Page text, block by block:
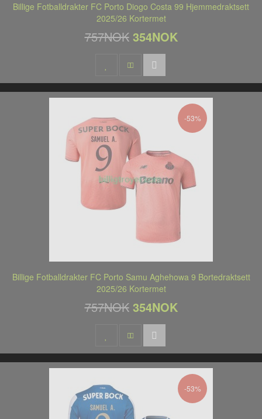
Billige Fotballdrakter FC Porto Diogo Costa 99 Hjemmedraktsett
2025/26 Kortermet
757NOK 354NOK
-53%
Billige Fotballdrakter FC Porto Samu Aghehowa 9 Bortedraktsett
2025/26 Kortermet
757NOK 354NOK
-53%